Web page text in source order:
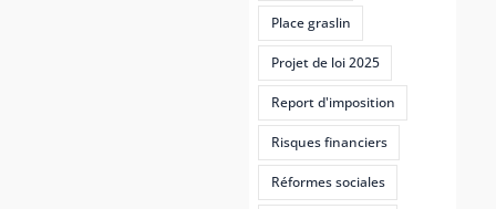
Place graslin
Projet de loi 2025
Report d'imposition
Risques financiers
Réformes sociales